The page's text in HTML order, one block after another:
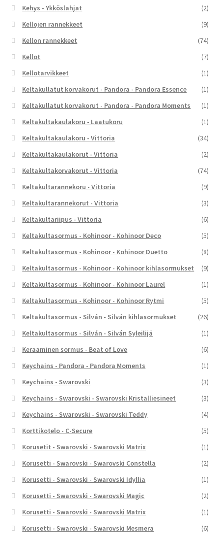
Kehys - Ykköslahjat
(2)
Kellojen rannekkeet
(9)
Kellon rannekkeet
(74)
Kellot
(7)
Kellotarvikkeet
(1)
Keltakullatut korvakorut - Pandora - Pandora Essence
(1)
Keltakullatut korvakorut - Pandora - Pandora Moments
(1)
Keltakultakaulakoru - Laatukoru
(1)
Keltakultakaulakoru - Vittoria
(34)
Keltakultakaulakorut - Vittoria
(2)
Keltakultakorvakorut - Vittoria
(74)
Keltakultarannekoru - Vittoria
(9)
Keltakultarannekorut - Vittoria
(3)
Keltakultariipus - Vittoria
(6)
Keltakultasormus - Kohinoor - Kohinoor Deco
(5)
Keltakultasormus - Kohinoor - Kohinoor Duetto
(8)
Keltakultasormus - Kohinoor - Kohinoor kihlasormukset
(9)
Keltakultasormus - Kohinoor - Kohinoor Laurel
(1)
Keltakultasormus - Kohinoor - Kohinoor Rytmi
(5)
Keltakultasormus - Silván - Silván kihlasormukset
(26)
Keltakultasormus - Silván - Silván Syleilijä
(1)
Keraaminen sormus - Beat of Love
(6)
Keychains - Pandora - Pandora Moments
(1)
Keychains - Swarovski
(3)
Keychains - Swarovski - Swarovski Kristalliesineet
(3)
Keychains - Swarovski - Swarovski Teddy
(4)
Korttikotelo - C-Secure
(5)
Korusetit - Swarovski - Swarovski Matrix
(1)
Korusetti - Swarovski - Swarovski Constella
(2)
Korusetti - Swarovski - Swarovski Idyllia
(1)
Korusetti - Swarovski - Swarovski Magic
(2)
Korusetti - Swarovski - Swarovski Matrix
(1)
Korusetti - Swarovski - Swarovski Mesmera
(6)